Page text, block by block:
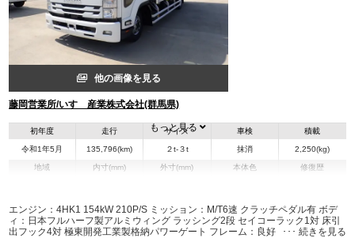
他の画像を見る
藤岡営業所/いすゞ産業株式会社(群馬県)
初年度
令和1年5月
走行
135,796(km)
サイズ
２t-３t
車検
抹消
積載
2,250(kg)
地域 内寸(mm)
H:2,390
外寸(mm) 本体色 修復歴
装備情報
もっと見る
エンジン：4HK1 154kW 210P/S ミッション：M/T6速 クラッチペダル有 ボデ
ィ：日本フルハーフ製アルミウィング ラッシング2段 セイコーラック1対 床引
出フック4対 極東開発工業製格納パワーゲート フレーム：良好 タイヤ：